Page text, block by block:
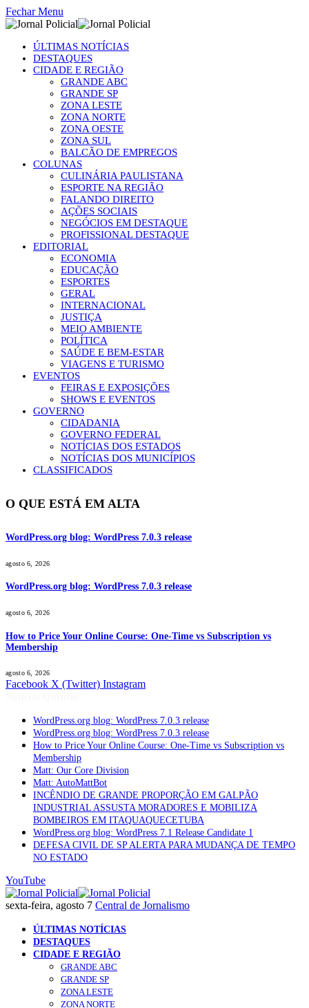
Fechar Menu
ÚLTIMAS NOTÍCIAS
DESTAQUES
CIDADE E REGIÃO
GRANDE ABC
GRANDE SP
ZONA LESTE
ZONA NORTE
ZONA OESTE
ZONA SUL
BALCÃO DE EMPREGOS
COLUNAS
CULINÁRIA PAULISTANA
ESPORTE NA REGIÃO
FALANDO DIREITO
AÇÕES SOCIAIS
NEGÓCIOS EM DESTAQUE
PROFISSIONAL DESTAQUE
EDITORIAL
ECONOMIA
EDUCAÇÃO
ESPORTES
GERAL
INTERNACIONAL
JUSTIÇA
MEIO AMBIENTE
POLÍTICA
SAÚDE E BEM-ESTAR
VIAGENS E TURISMO
EVENTOS
FEIRAS E EXPOSIÇÕES
SHOWS E EVENTOS
GOVERNO
CIDADANIA
GOVERNO FEDERAL
NOTÍCIAS DOS ESTADOS
NOTÍCIAS DOS MUNICÍPIOS
CLASSIFICADOS
O QUE ESTÁ EM ALTA
WordPress.org blog: WordPress 7.0.3 release
agosto 6, 2026
WordPress.org blog: WordPress 7.0.3 release
agosto 6, 2026
How to Price Your Online Course: One-Time vs Subscription vs
Membership
agosto 6, 2026
Facebook X (Twitter) Instagram
WordPress.org blog: WordPress 7.0.3 release
WordPress.org blog: WordPress 7.0.3 release
How to Price Your Online Course: One-Time vs Subscription vs
Membership
Matt: Our Core Division
Matt: AutoMattBot
INCÊNDIO DE GRANDE PROPORÇÃO EM GALPÃO
INDUSTRIAL ASSUSTA MORADORES E MOBILIZA
BOMBEIROS EM ITAQUAQUECETUBA
WordPress.org blog: WordPress 7.1 Release Candidate 1
DEFESA CIVIL DE SP ALERTA PARA MUDANÇA DE TEMPO
NO ESTADO
YouTube
sexta-feira, agosto 7 Central de Jornalismo
ÚLTIMAS NOTÍCIAS
DESTAQUES
CIDADE E REGIÃO
GRANDE ABC
GRANDE SP
ZONA LESTE
ZONA NORTE